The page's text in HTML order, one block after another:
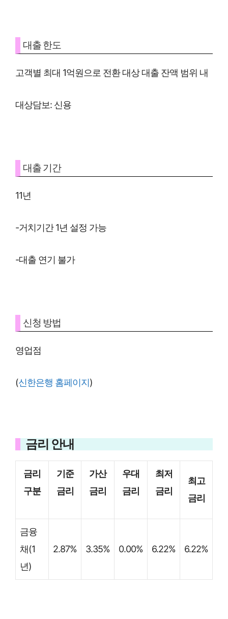
대출 한도
고객별 최대 1억원으로 전환 대상 대출 잔액 범위 내
대상담보: 신용
대출 기간
11년
-거치기간 1년 설정 가능
-대출 연기 불가
신청 방법
영업점
(신한은행 홈페이지)
금리 안내
금리
구분
기준
금리
가산
금리
우대
금리
최저
금리
최고
금리
금융
채(1
년)
2.87% 3.35% 0.00% 6.22% 6.22%